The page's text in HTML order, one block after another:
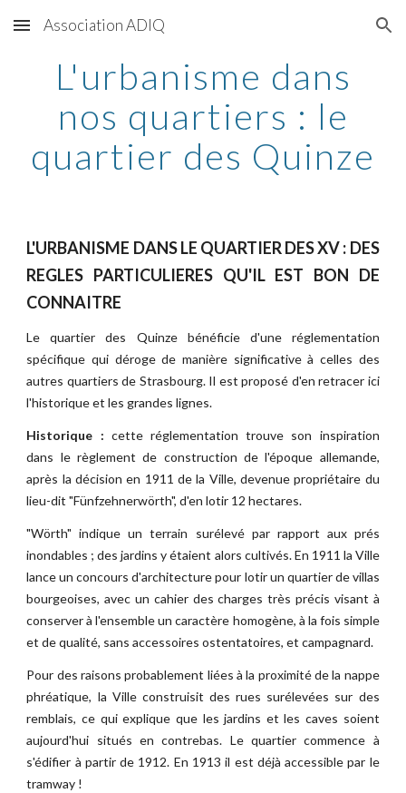
Skip to main content Skip to navigation
Association ADIQ
L'urbanisme dans
nos quartiers : le
quartier des Quinze
L'URBANISME DANS LE QUARTIER DES XV : DES
REGLES PARTICULIERES QU'IL EST BON DE
CONNAITRE
Le quartier des Quinze bénéficie d'une réglementation
spécifique qui déroge de manière significative à celles des
autres quartiers de Strasbourg. Il est proposé d'en retracer ici
l'historique et les grandes lignes.
Historique : cette réglementation trouve son inspiration
dans le règlement de construction de l'époque allemande,
après la décision en 1911 de la Ville, devenue propriétaire du
lieu-dit "Fünfzehnerwörth", d'en lotir 12 hectares.
"Wörth" indique un terrain surélevé par rapport aux prés
inondables ; des jardins y étaient alors cultivés. En 1911 la Ville
lance un concours d'architecture pour lotir un quartier de villas
bourgeoises, avec un cahier des charges très précis visant à
conserver à l'ensemble un caractère homogène, à la fois simple
et de qualité, sans accessoires ostentatoires, et campagnard.
Pour des raisons probablement liées à la proximité de la nappe
phréatique, la Ville construisit des rues surélevées sur des
remblais, ce qui explique que les jardins et les caves soient
aujourd'hui situés en contrebas. Le quartier commence à
s'édifier à partir de 1912. En 1913 il est déjà accessible par le
tramway !